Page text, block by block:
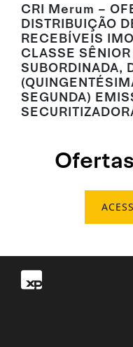
CRI Merum –
DISTRIBUIÇÃO
RECEBÍVEIS
CLASSE
SUBORDINADA,
SEGUNDA)